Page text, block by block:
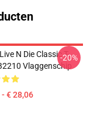
N Die Classic T-
Vlaggenschip
€ 28,06
-20%